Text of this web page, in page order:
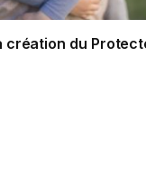
création du